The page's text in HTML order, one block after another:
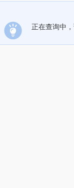
正在查询中